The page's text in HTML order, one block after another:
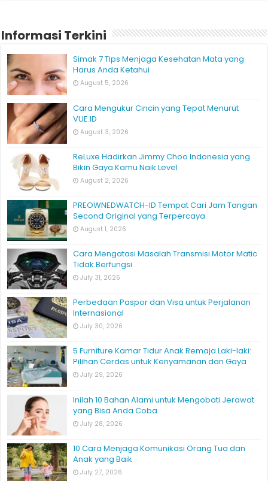
Informasi Terkini
Simak 7 Tips Menjaga Kesehatan Mata yang
Harus Anda Ketahui
August 5, 2026
Cara Mengukur Cincin yang Tepat Menurut
VUE.ID
August 3, 2026
ReLuxe Hadirkan Jimmy Choo Indonesia yang
Bikin Gaya Kamu Naik Level
August 2, 2026
PREOWNEDWATCH-ID Tempat Cari Jam Tangan
Second Original yang Terpercaya
August 1, 2026
Cara Mengatasi Masalah Transmisi Motor Matic
Tidak Berfungsi
July 31, 2026
Perbedaan Paspor dan Visa untuk Perjalanan
Internasional
July 30, 2026
5 Furniture Kamar Tidur Anak Remaja Laki-laki:
Pilihan Cerdas untuk Kenyamanan dan Gaya
July 29, 2026
Inilah 10 Bahan Alami untuk Mengobati Jerawat
yang Bisa Anda Coba
July 28, 2026
10 Cara Menjaga Komunikasi Orang Tua dan
Anak yang Baik
July 27, 2026